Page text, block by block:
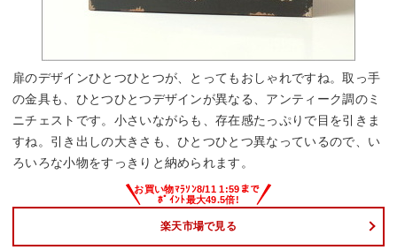
扉のデザインひとつひとつが、とってもおしゃれですね。取っ手
の金具も、ひとつひとつデザインが異なる、アンティーク調のミ
ニチェストです。小さいながらも、存在感たっぷりで目を引きま
すね。引き出しの大きさも、ひとつひとつ異なっているので、い
ろいろな小物をすっきりと納められます。
楽天市場で見る